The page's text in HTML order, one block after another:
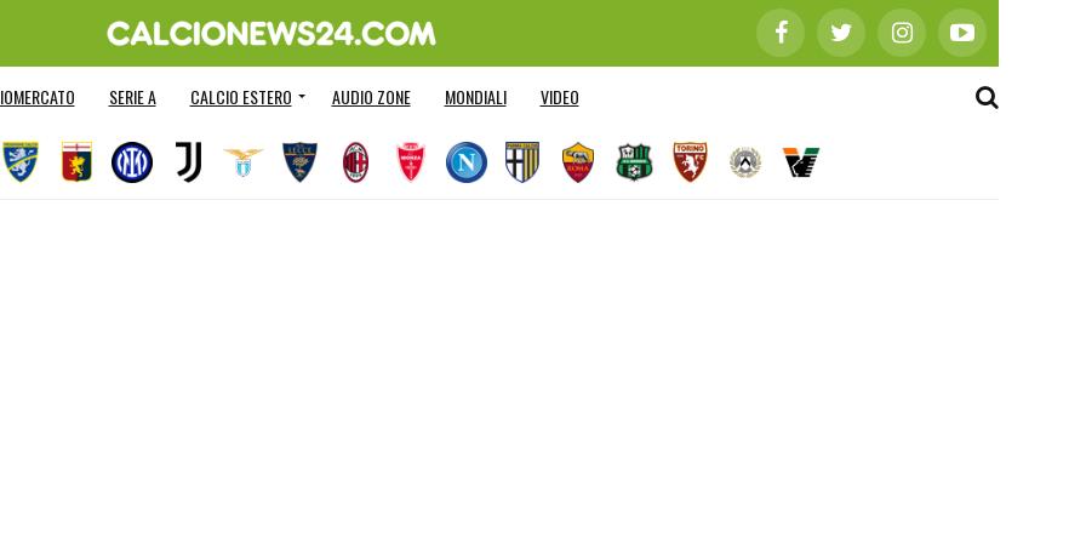
SERIE A CALCIO ESTERO AUDIO ZONE MONDIALI VIDEO